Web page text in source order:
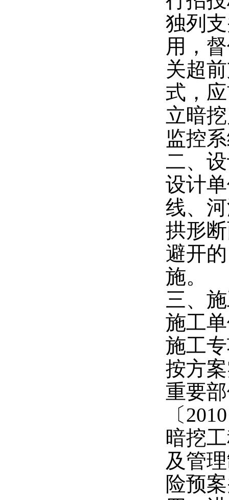
独列
用，
关超
式，
立暗
监控
二、
设计
线、
拱形
避开
施。
三、
施工
施工
按方
重要
〔
暗挖
及管
险预